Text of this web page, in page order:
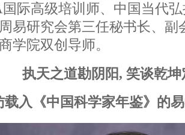
际高级培训师、中国当代
易研究会第三任秘书长、副
学院双创导师。
执天之道勘阴阳, 笑谈乾
入《中国科学家年鉴》的